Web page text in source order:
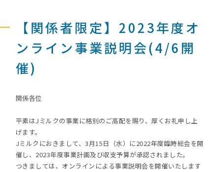
【関係者限定】2023年度オ
ンライン事業説明会(4/6開
催)
関係各位
平素はJミルクの事業に格別のご高配を賜り、厚くお礼申し上
げます。
Jミルクにおきまして、3月15日（水）に2022年度臨時総会を開
催し、2023年度事業計画及び収支予算が承認されました。
つきましては、オンラインによる事業説明会を開催いたします